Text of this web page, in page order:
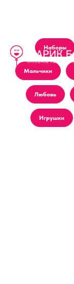
Наборы
Мальчики
Любовь
Игрушки